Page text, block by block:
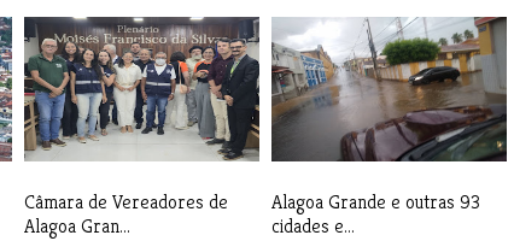
Câmara de Vereadores de
Alagoa Gran...
Alagoa Grande e outras 93
cidades e...